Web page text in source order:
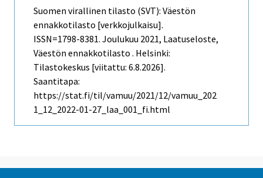
Suomen virallinen tilasto (SVT): Väestön
ennakkotilasto [verkkojulkaisu].
ISSN=1798-8381. Joulukuu 2021, Laatuseloste,
Väestön ennakkotilasto . Helsinki:
Tilastokeskus [viitattu: 6.8.2026].
Saantitapa:
https://stat.fi/til/vamuu/2021/12/vamuu_202
1_12_2022-01-27_laa_001_fi.html